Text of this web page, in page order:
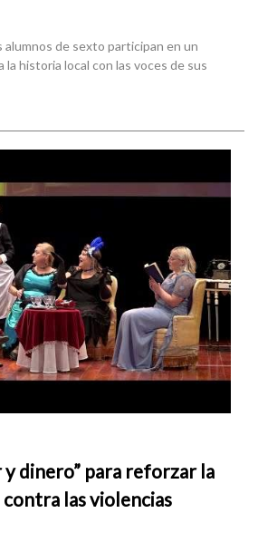
de sexto participan en un
historia local con las voces de sus
dinero” para reforzar la
las violencias